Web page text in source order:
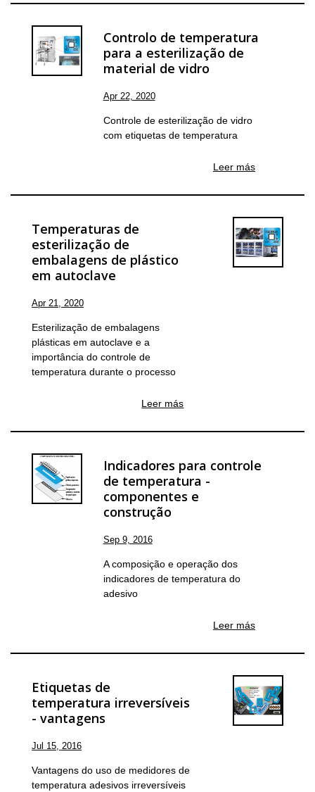
Controlo de temperatura
para a esterilização de
material de vidro
Apr 22, 2020
Controle de esterilização de vidro
com etiquetas de temperatura
Leer más
Temperaturas de
esterilização de
embalagens de plástico
em autoclave
Apr 21, 2020
Esterilização de embalagens
plásticas em autoclave e a
importância do controle de
temperatura durante o processo
Leer más
Indicadores para controle
de temperatura -
componentes e
construção
Sep 9, 2016
A composição e operação dos
indicadores de temperatura do
adesivo
Leer más
Etiquetas de
temperatura irreversíveis
- vantagens
Jul 15, 2016
Vantagens do uso de medidores de
temperatura adesivos irreversíveis